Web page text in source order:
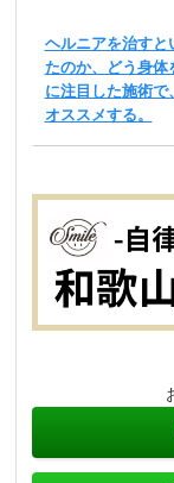
ヘルニアを治すと
たのか、どう身体
に注目した施術
オススメする。